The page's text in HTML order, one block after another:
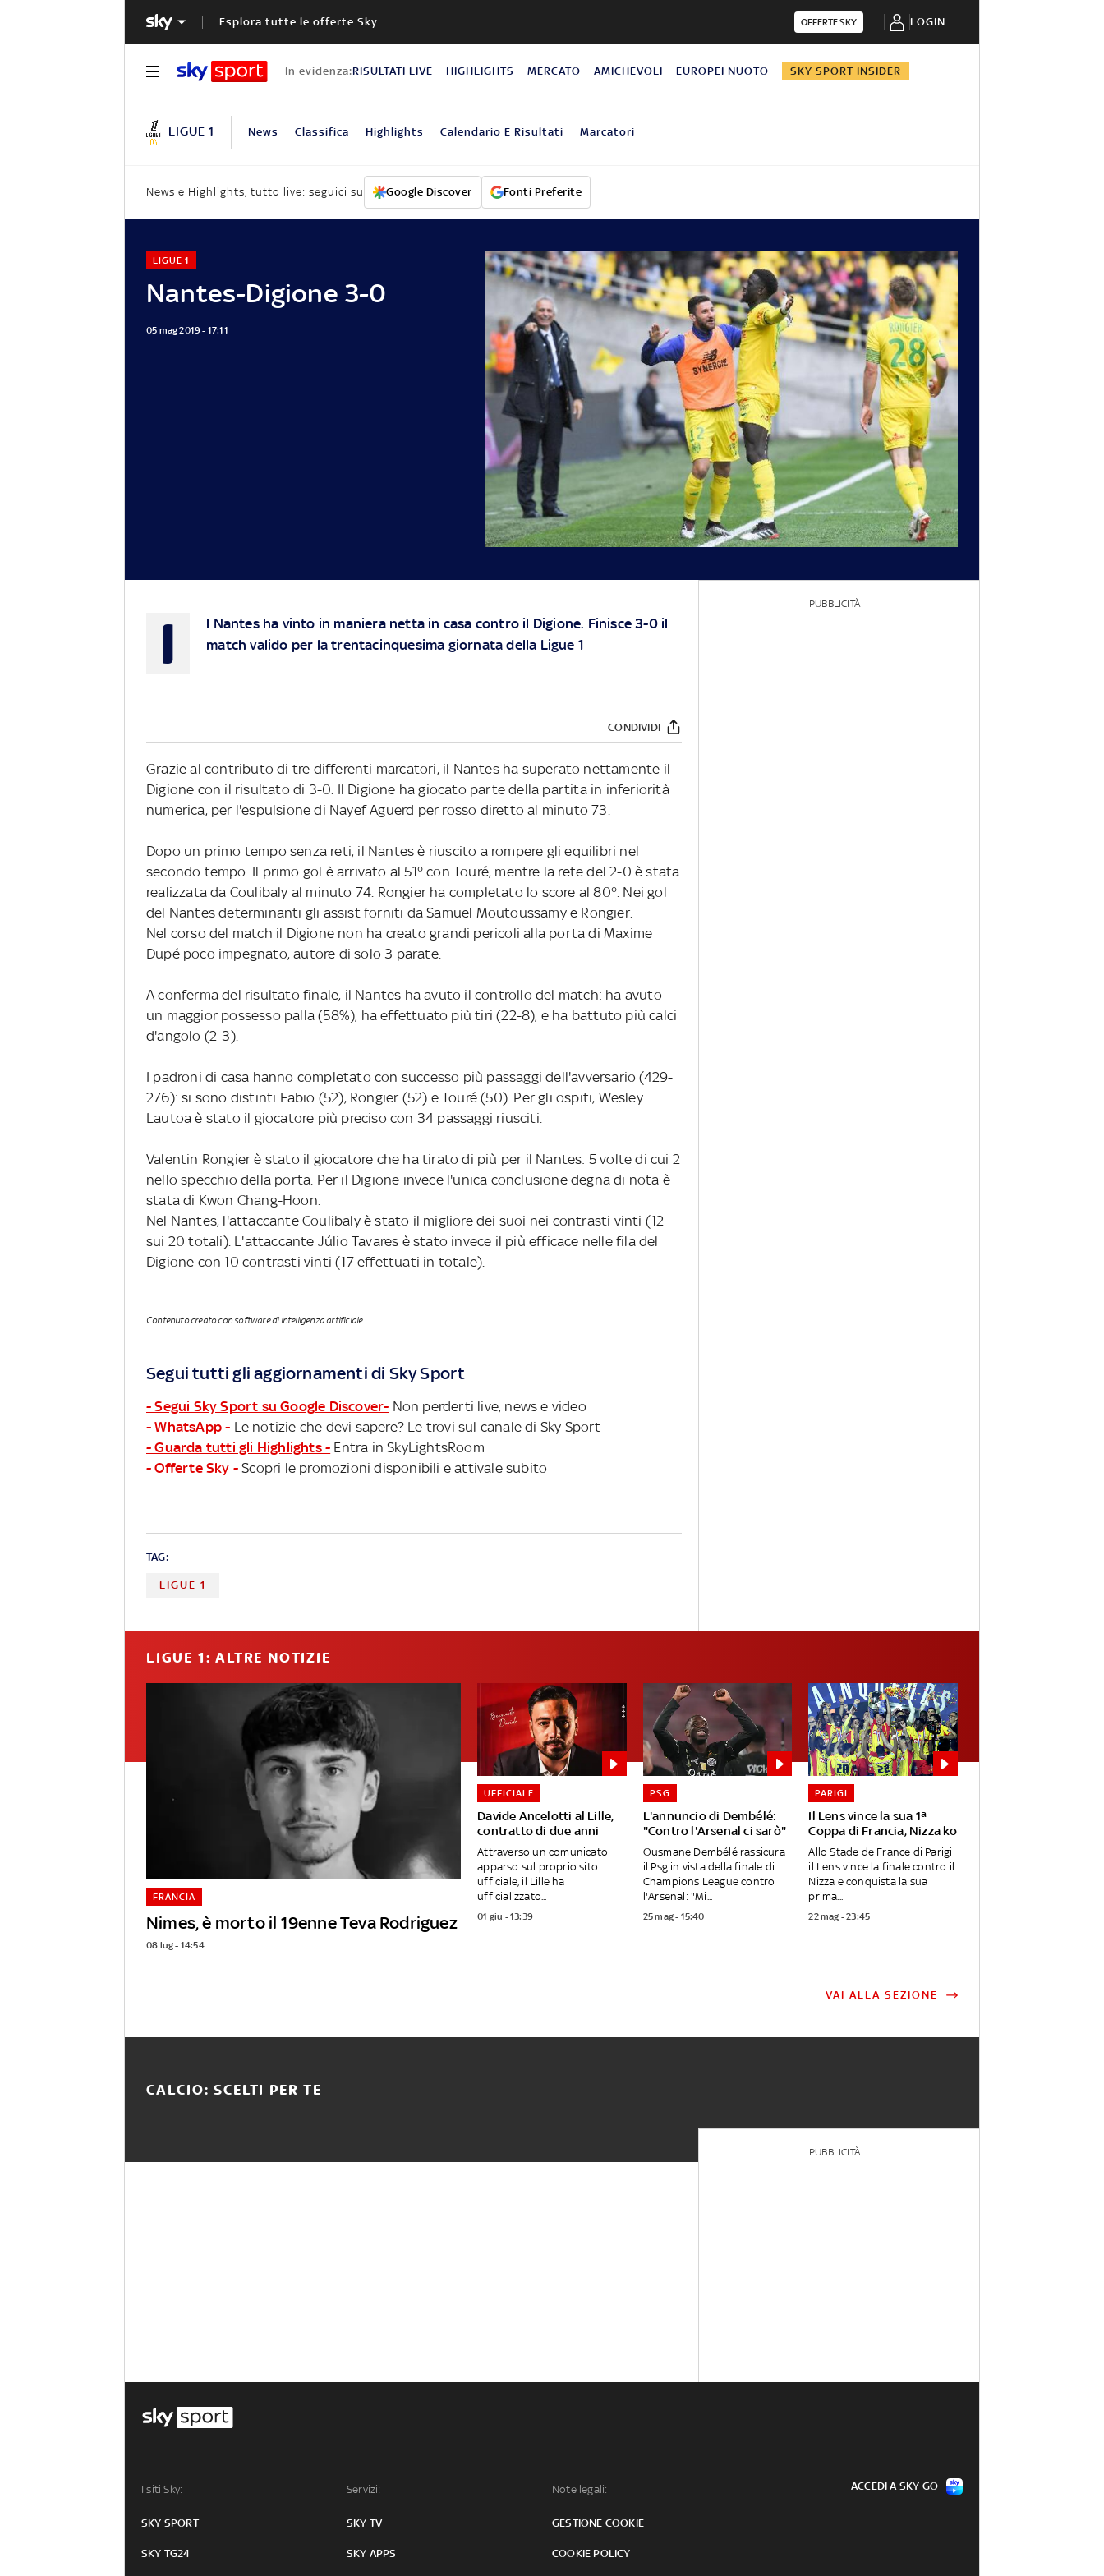
Esplora tutte le offerte Sky OFFERTE SKY LOGIN
In evidenza:RISULTATI LIVE HIGHLIGHTS MERCATO AMICHEVOLI EUROPEI NUOTO SKY SPORT INSIDER
LIGUE 1 News Classifica Highlights Calendario E Risultati Marcatori
News e Highlights, tutto live: seguici su Google Discover Fonti Preferite
Nantes-Digione 3-0
LIGUE 1
05 mag 2019 - 17:11
I
l Nantes ha vinto in maniera netta in casa contro il Digione. Finisce 3-0 il
match valido per la trentacinquesima giornata della Ligue 1
CONDIVIDI
Grazie al contributo di tre differenti marcatori, il Nantes ha superato nettamente il
Digione con il risultato di 3-0. Il Digione ha giocato parte della partita in inferiorità
numerica, per l'espulsione di Nayef Aguerd per rosso diretto al minuto 73.
Dopo un primo tempo senza reti, il Nantes è riuscito a rompere gli equilibri nel
secondo tempo. Il primo gol è arrivato al 51° con Touré, mentre la rete del 2-0 è stata
realizzata da Coulibaly al minuto 74. Rongier ha completato lo score al 80°. Nei gol
del Nantes determinanti gli assist forniti da Samuel Moutoussamy e Rongier.
Nel corso del match il Digione non ha creato grandi pericoli alla porta di Maxime
Dupé poco impegnato, autore di solo 3 parate.
A conferma del risultato finale, il Nantes ha avuto il controllo del match: ha avuto
un maggior possesso palla (58%), ha effettuato più tiri (22-8), e ha battuto più calci
d'angolo (2-3).
I padroni di casa hanno completato con successo più passaggi dell'avversario (429-
276): si sono distinti Fabio (52), Rongier (52) e Touré (50). Per gli ospiti, Wesley
Lautoa è stato il giocatore più preciso con 34 passaggi riusciti.
Valentin Rongier è stato il giocatore che ha tirato di più per il Nantes: 5 volte di cui 2
nello specchio della porta. Per il Digione invece l'unica conclusione degna di nota è
stata di Kwon Chang-Hoon.
Nel Nantes, l'attaccante Coulibaly è stato il migliore dei suoi nei contrasti vinti (12
sui 20 totali). L'attaccante Júlio Tavares è stato invece il più efficace nelle fila del
Digione con 10 contrasti vinti (17 effettuati in totale).
Contenuto creato con software di intelligenza artificiale
Segui tutti gli aggiornamenti di Sky Sport
- Segui Sky Sport su Google Discover- Non perderti live, news e video
- WhatsApp - Le notizie che devi sapere? Le trovi sul canale di Sky Sport
- Guarda tutti gli Highlights - Entra in SkyLightsRoom
- Offerte Sky - Scopri le promozioni disponibili e attivale subito
TAG:
LIGUE 1
PUBBLICITÀ
LIGUE 1: ALTRE NOTIZIE
Nimes, è morto il 19enne Teva Rodriguez
FRANCIA
08 lug - 14:54
Davide Ancelotti al Lille,
contratto di due anni
UFFICIALE
Attraverso un comunicato
apparso sul proprio sito
ufficiale, il Lille ha
ufficializzato...
01 giu - 13:39
L'annuncio di Dembélé:
"Contro l'Arsenal ci sarò"
PSG
Ousmane Dembélé rassicura
il Psg in vista della finale di
Champions League contro
l'Arsenal: "Mi...
25 mag - 15:40
Il Lens vince la sua 1ª
Coppa di Francia, Nizza ko
PARIGI
Allo Stade de France di Parigi
il Lens vince la finale contro il
Nizza e conquista la sua
prima...
22 mag - 23:45
VAI ALLA SEZIONE
CALCIO: SCELTI PER TE
PUBBLICITÀ
I siti Sky:
SKY SPORT
SKY TG24
Servizi:
SKY TV
SKY APPS
Note legali:
GESTIONE COOKIE
COOKIE POLICY
ACCEDI A SKY GO